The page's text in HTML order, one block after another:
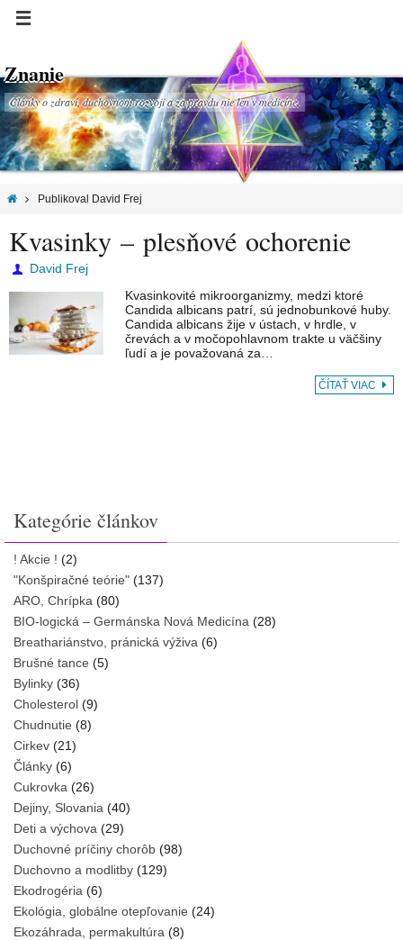
Znanie
Články o zdraví, duchovnom rozvoji a za pravdu nie len v medicíne.
Publikoval David Frej
Kvasinky – plesňové ochorenie
David Frej
Kvasinkovité mikroorganizmy, medzi ktoré
Candida albicans patrí, sú jednobunkové huby.
Candida albicans žije v ústach, v hrdle, v
črevách a v močopohlavnom trakte u väčšiny
ľudí a je považovaná za…
ČÍTAŤ VIAC
Kategórie článkov
! Akcie ! (2)
"Konšpiračné teórie" (137)
ARO, Chrípka (80)
BIO-logická – Germánska Nová Medicína (28)
Breathariánstvo, pránická výživa (6)
Brušné tance (5)
Bylinky (36)
Cholesterol (9)
Chudnutie (8)
Cirkev (21)
Články (6)
Cukrovka (26)
Dejiny, Slovania (40)
Deti a výchova (29)
Duchovné príčiny chorôb (98)
Duchovno a modlitby (129)
Ekodrogéria (6)
Ekológia, globálne otepľovanie (24)
Ekozáhrada, permakultúra (8)